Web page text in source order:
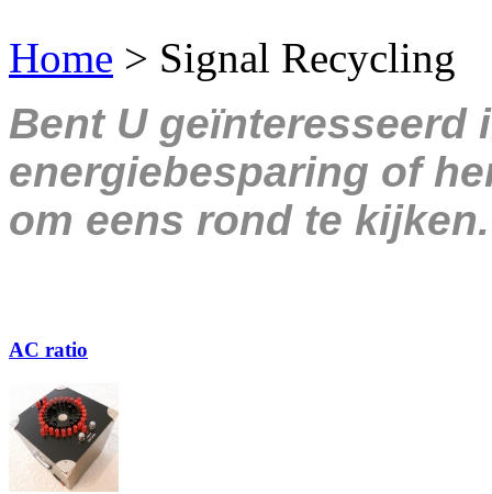
Home > Signal Recycling
Bent U geïnteresseerd
energiebesparing of
om eens rond te kijken.
AC ratio